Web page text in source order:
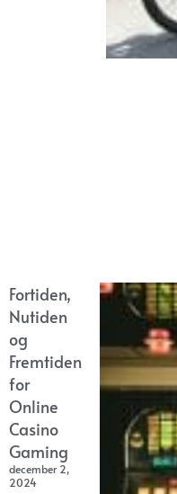
Fortiden,
Nutiden
og
Fremtiden
for
Online
Casino
Gaming
december 2,
2024